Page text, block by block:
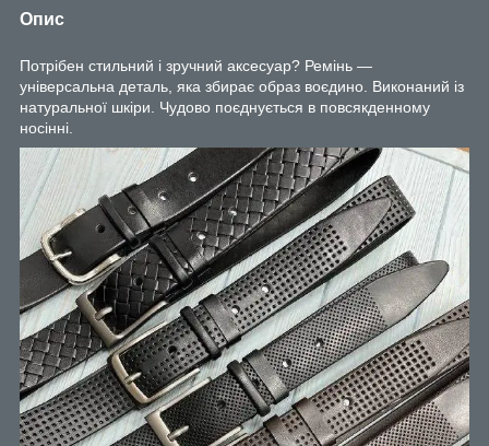
Опис
Потрібен стильний і зручний аксесуар? Ремінь —
універсальна деталь, яка збирає образ воєдино. Виконаний із
натуральної шкіри. Чудово поєднується в повсякденному
носінні.